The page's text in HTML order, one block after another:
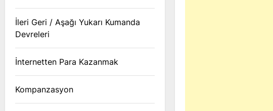
İleri Geri / Aşağı Yukarı Kumanda
Devreleri
İnternetten Para Kazanmak
Kompanzasyon